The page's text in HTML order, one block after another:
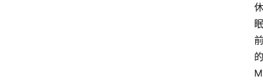
休
眠
前
的
M